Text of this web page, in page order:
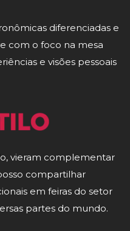
diferenciadas e
com o foco na mesa
e visões pessoais
vieram complementar
compartilhar
em feiras do setor
partes do mundo.